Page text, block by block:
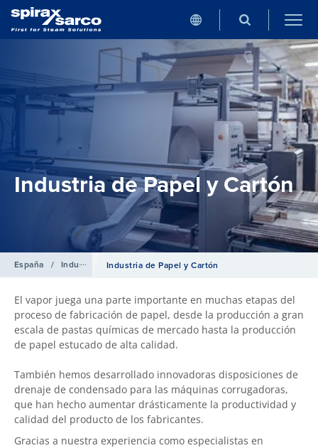
Industria de Papel y Cartón
España / Industrias Industria de Papel y Cartón
El vapor juega una parte importante en muchas etapas del
proceso de fabricación de papel, desde la producción a gran
escala de pastas químicas de mercado hasta la producción
de papel estucado de alta calidad.
También hemos desarrollado innovadoras disposiciones de
drenaje de condensado para las máquinas corrugadoras,
que han hecho aumentar drásticamente la productividad y
calidad del producto de los fabricantes.
Gracias a nuestra experiencia como especialistas en